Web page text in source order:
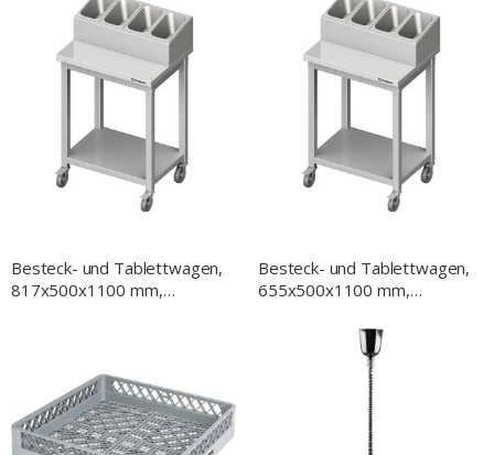
Besteck- und Tablettwagen,
817x500x1100 mm,
Besteck- und Tablettwagen,
655x500x1100 mm,